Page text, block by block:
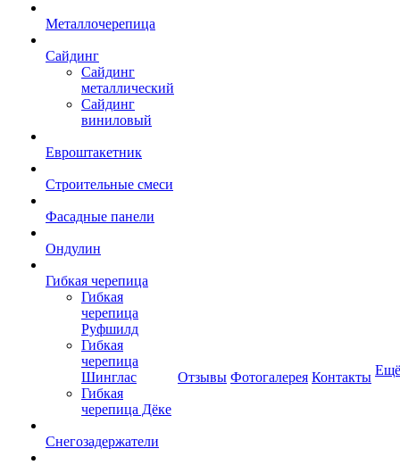
Металлочерепица
Сайдинг
Сайдинг
металлический
Сайдинг
виниловый
Евроштакетник
Строительные смеси
Фасадные панели
Ондулин
Гибкая черепица
Гибкая
черепица
Руфшилд
Гибкая
черепица
Шинглас
Гибкая
черепица Дёке
Снегозадержатели
Отзывы Фотогалерея Контакты Ещё